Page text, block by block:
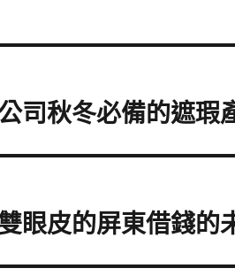
司秋冬必備的遮瑕
眼皮的屏東借錢的